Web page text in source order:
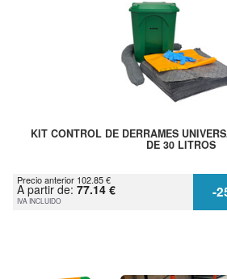
KIT CONTROL DE DERRAMES
DE 30 LITROS
Precio anterior 102.85 €
A partir de: 77.14 €
IVA INCLUIDO -